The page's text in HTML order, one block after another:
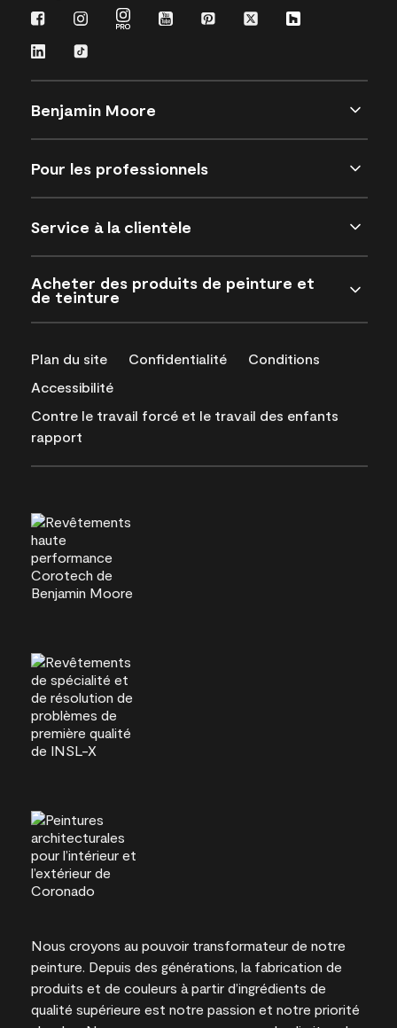
Benjamin Moore
Pour les professionnels
Service à la clientèle
Acheter des produits de peinture et
de teinture
Plan du site Confidentialité
Conditions
Accessibilité
Contre le travail forcé et le travail des enfants
rapport
Nous croyons au pouvoir transformateur de notre
peinture. Depuis des générations, la fabrication de
produits et de couleurs à partir d’ingrédients de
qualité supérieure est notre passion et notre priorité